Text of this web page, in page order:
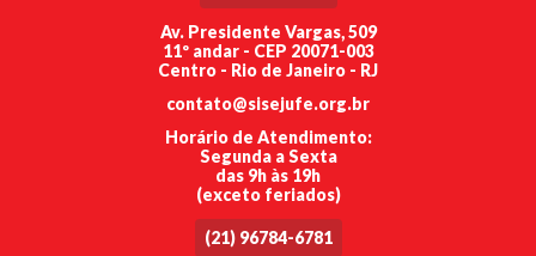
Av. Presidente Vargas, 509
11º andar - CEP 20071-003
Centro - Rio de Janeiro - RJ
contato@sisejufe.org.br
Horário de Atendimento:
Segunda a Sexta
das 9h às 19h
(exceto feriados)
(21) 96784-6781